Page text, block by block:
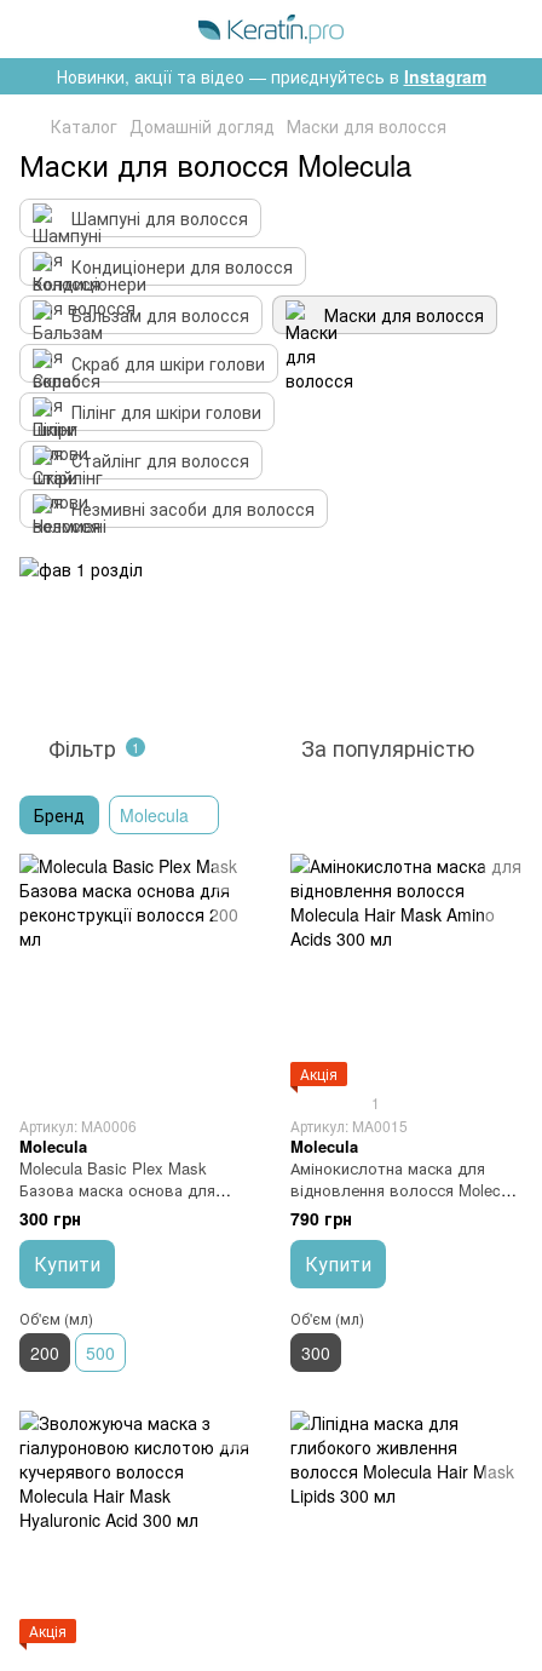
Новинки, акції та відео — приєднуйтесь в Instagram
Каталог Домашній догляд Маски для волосся
Маски для волосся Molecula
Шампуні для волосся
Кондиціонери для волосся
Бальзам для волосся
Маски для волосся
Скраб для шкіри голови
Пілінг для шкіри голови
Стайлінг для волосся
Незмивні засоби для волосся
Фільтр 1 За популярністю
Бренд Molecula
Артикул: MA0006
Molecula
Molecula Basic Plex Mask
Базова маска основа для
реконструкції волосся 200 мл
300 грн
Купити
Об'єм (мл)
200 500
Акція
1
Артикул: MA0015
Molecula
Амінокислотна маска для
відновлення волосся Molecula
Hair Mask Amino Acids 300 мл
790 грн
Купити
Об'єм (мл)
300
Акція